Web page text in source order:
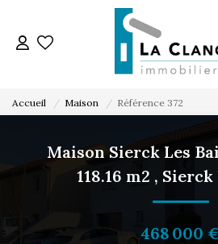
L'AGENCE
VENTE
Accueil Maison Référence 372
Maison Sierck Les
118.16 m2 , Sierck
468 000